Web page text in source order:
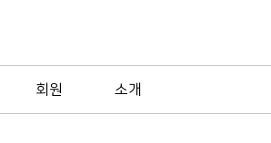
회원 소개